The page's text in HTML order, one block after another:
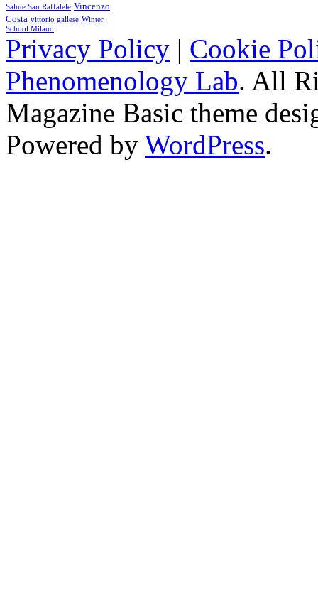
Salute San Raffalele Vincenzo
Costa vittorio gallese Winter
School Milano
Privacy Policy | Cookie
Phenomenology Lab. All
Magazine Basic theme
Powered by WordPress.